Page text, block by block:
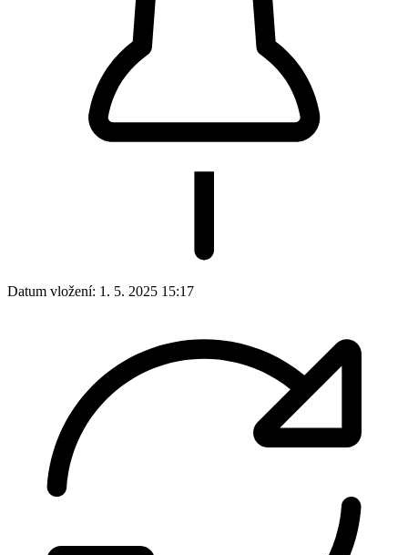
Datum vložení: 1. 5. 2025 15:17